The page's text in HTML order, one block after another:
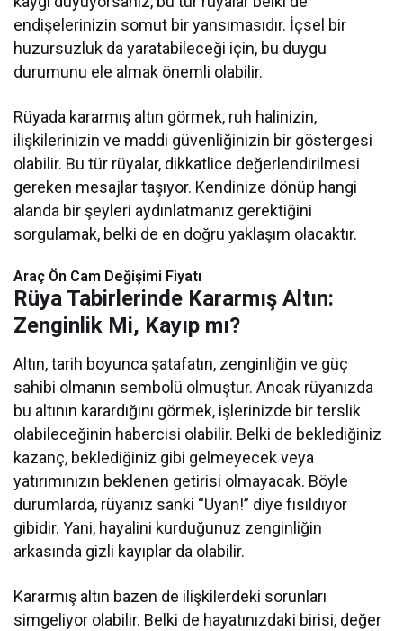
endişelerinizin somut bir yansımasıdır. İçsel bir
huzursuzluk da yaratabileceği için, bu duygu
durumunu ele almak önemli olabilir.
Rüyada kararmış altın görmek, ruh halinizin,
ilişkilerinizin ve maddi güvenliğinizin bir göstergesi
olabilir. Bu tür rüyalar, dikkatlice değerlendirilmesi
gereken mesajlar taşıyor. Kendinize dönüp hangi
alanda bir şeyleri aydınlatmanız gerektiğini
sorgulamak, belki de en doğru yaklaşım olacaktır.
Araç Ön Cam Değişimi Fiyatı​​
Rüya Tabirlerinde Kararmış Altın:
Zenginlik Mi, Kayıp mı?
Altın, tarih boyunca şatafatın, zenginliğin ve güç
sahibi olmanın sembolü olmuştur. Ancak rüyanızda
bu altının karardığını görmek, işlerinizde bir terslik
olabileceğinin habercisi olabilir. Belki de beklediğiniz
kazanç, beklediğiniz gibi gelmeyecek veya
yatırımınızın beklenen getirisi olmayacak. Böyle
durumlarda, rüyanız sanki “Uyan!” diye fısıldıyor
gibidir. Yani, hayalini kurduğunuz zenginliğin
arkasında gizli kayıplar da olabilir.
Kararmış altın bazen de ilişkilerdeki sorunları
simgeliyor olabilir. Belki de hayatınızdaki birisi, değer